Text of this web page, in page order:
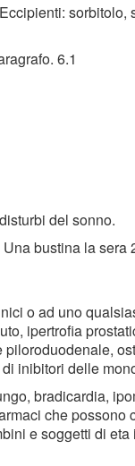
6.1
del sonno.
Una bustina la sera
o ad uno
ipertrofia
inibitori delle
bradicardia,
che possono
e soggetti di